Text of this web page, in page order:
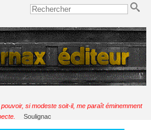
si modeste soit-il, me paraît éminemment
Soulignac